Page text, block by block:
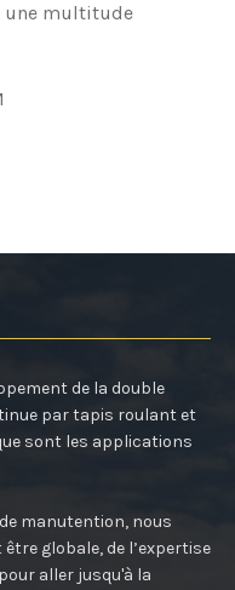
une multitude
de la double
par tapis roulant et
sont les applications
manutention, nous
globale, de l’expertise
aller jusqu'à la